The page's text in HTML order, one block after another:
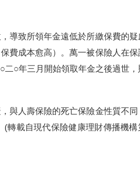
導致所領年金遠低於所繳保費的疑
費成本愈高）。萬一被保險人在保
○年三月開始領取年金之後過世，
與人壽保險的死亡保險金性質不同
轉載自現代保險健康理財傳播機構